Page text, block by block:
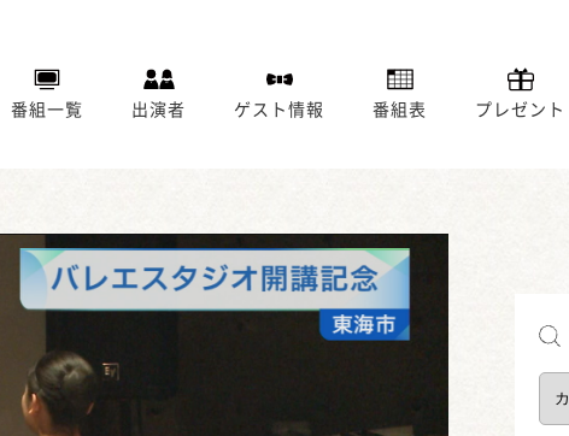
番組一覧 出演者 ゲスト情報 番組表 プレゼント